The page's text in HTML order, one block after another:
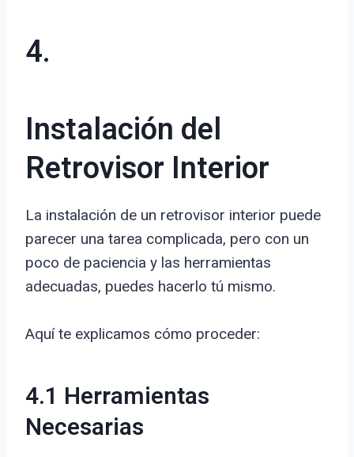
4.
Instalación del
Retrovisor Interior
La instalación de un retrovisor interior puede
parecer una tarea complicada, pero con un
poco de paciencia y las herramientas
adecuadas, puedes hacerlo tú mismo.
Aquí te explicamos cómo proceder:
4.1 Herramientas
Necesarias